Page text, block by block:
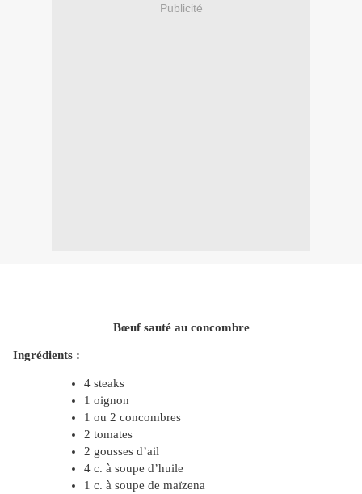
Publicité
Bœuf sauté au concombre
Ingrédients :
4 steaks
1 oignon
1 ou 2 concombres
2 tomates
2 gousses d’ail
4 c. à soupe d’huile
1 c. à soupe de maïzena